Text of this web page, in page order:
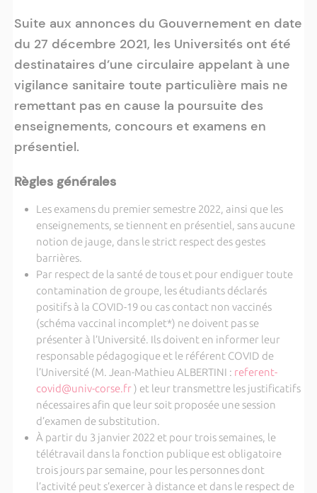
Suite aux annonces du Gouvernement en date
du 27 décembre 2021, les Universités ont été
destinataires d’une circulaire appelant à une
vigilance sanitaire toute particulière mais ne
remettant pas en cause la poursuite des
enseignements, concours et examens en
présentiel.
Règles générales
Les examens du premier semestre 2022, ainsi que les
enseignements, se tiennent en présentiel, sans aucune
notion de jauge, dans le strict respect des gestes
barrières.
Par respect de la santé de tous et pour endiguer toute
contamination de groupe, les étudiants déclarés
positifs à la COVID-19 ou cas contact non vaccinés
(schéma vaccinal incomplet*) ne doivent pas se
présenter à l’Université. Ils doivent en informer leur
responsable pédagogique et le référent COVID de
l’Université (M. Jean-Mathieu ALBERTINI : referent-
covid@univ-corse.fr) et leur transmettre les justificatifs
nécessaires afin que leur soit proposée une session
d’examen de substitution.
À partir du 3 janvier 2022 et pour trois semaines, le
télétravail dans la fonction publique est obligatoire
trois jours par semaine, pour les personnes dont
l’activité peut s’exercer à distance et dans le respect de